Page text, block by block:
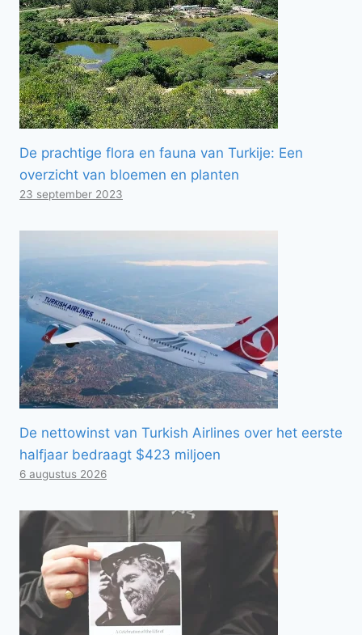
De prachtige flora en fauna van Turkije: Een
overzicht van bloemen en planten
23 september 2023
De nettowinst van Turkish Airlines over het eerste
halfjaar bedraagt ​​$423 miljoen
6 augustus 2026